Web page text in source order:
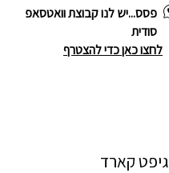
פסס...יש לנו קבוצת וואטסאפ
סודית
לחצו כאן כדי להצטרף
גיפט קארד